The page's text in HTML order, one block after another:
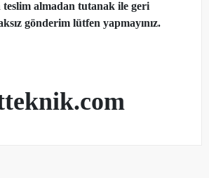
almadan tutanak ile geri
gönderim lütfen yapmayınız.